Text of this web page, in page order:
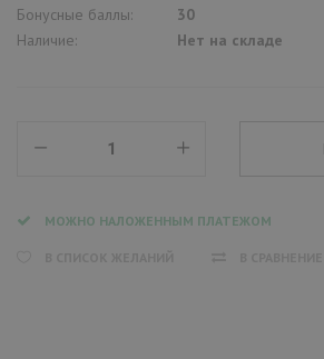
Бонусные баллы:
30
Наличие:
Нет на складе
МОЖНО НАЛОЖЕННЫМ ПЛАТЕЖОМ